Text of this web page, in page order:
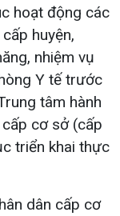
hoạt động các
huyện,
nhiệm vụ
Y tế trước
tâm hành
cơ sở (cấp
triển khai thực
dân cấp cơ